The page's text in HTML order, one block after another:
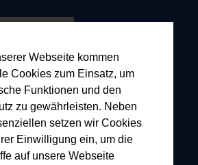
Webseite kommen
Cookies zum Einsatz, um
Funktionen und den
zu gewährleisten. Neben
setzen wir Cookies
Einwilligung ein, um die
auf unsere Webseite